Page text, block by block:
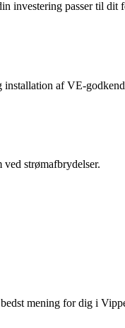
investering passer til dit
af VE-
strømafbrydelser.
mening for dig i